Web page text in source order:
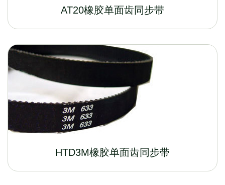
AT20橡胶单面齿同步带
HTD3M橡胶单面齿同步带